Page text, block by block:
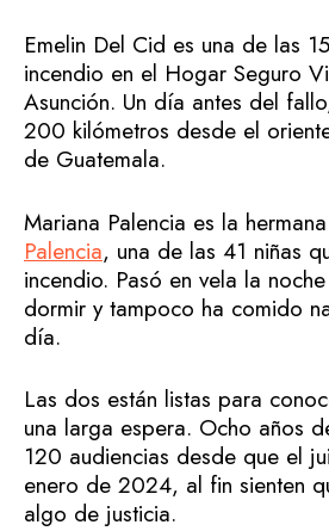
Emelin Del Cid es una de las
incendio en el Hogar Seguro
Asunción. Un día antes del
200 kilómetros desde el
de Guatemala.
Mariana Palencia es la
Palencia, una de las 41 niñas
incendio. Pasó en vela la
dormir y tampoco ha comido
día.
Las dos están listas para
una larga espera. Ocho años
120 audiencias desde que el
enero de 2024, al fin sienten
algo de justicia.